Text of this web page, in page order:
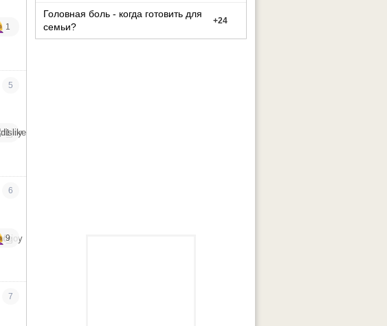
1
5
1
6
9
7
Головная боль - когда готовить для
семьи?
+24